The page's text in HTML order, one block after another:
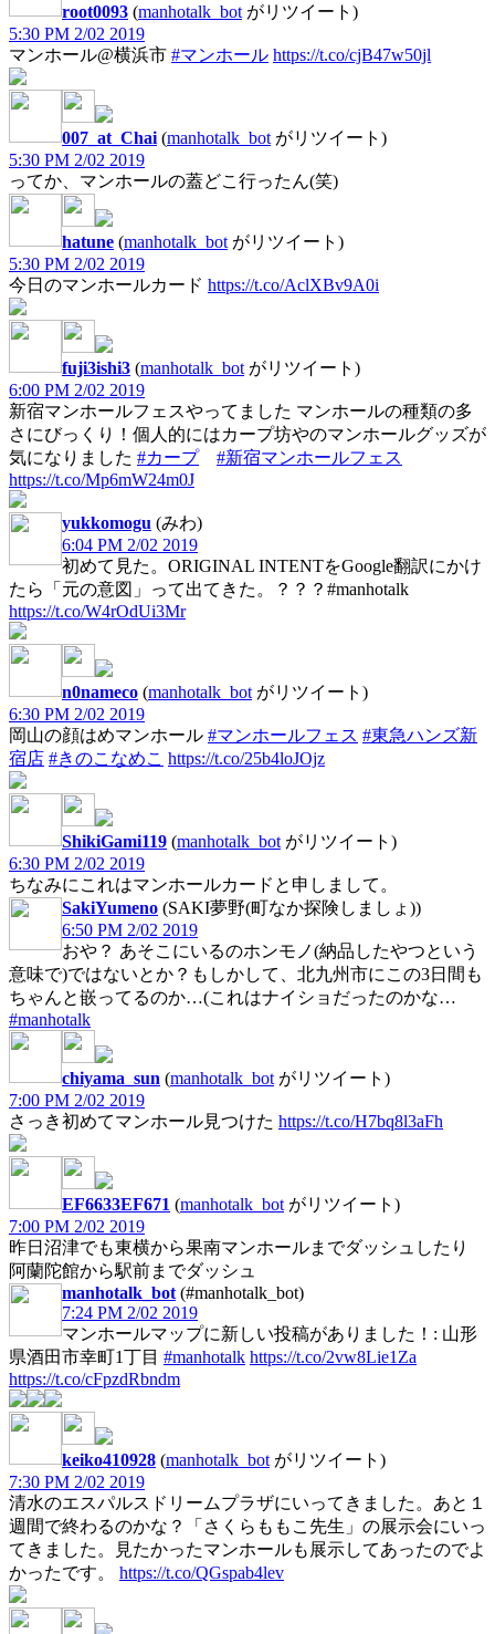
root0093 (manhotalk_bot がリツイート)
5:30 PM 2/02 2019
マンホール@横浜市 #マンホール https://t.co/cjB47w50jl
007_at_Chai (manhotalk_bot がリツイート)
5:30 PM 2/02 2019
ってか、マンホールの蓋どこ行ったん(笑)
hatune (manhotalk_bot がリツイート)
5:30 PM 2/02 2019
今日のマンホールカード https://t.co/AclXBv9A0i
fuji3ishi3 (manhotalk_bot がリツイート)
6:00 PM 2/02 2019
新宿マンホールフェスやってました マンホールの種類の多
さにびっくり！個人的にはカープ坊やのマンホールグッズが
気になりました #カープ
#新宿マンホールフェス
https://t.co/Mp6mW24m0J
yukkomogu (みわ)
6:04 PM 2/02 2019
初めて見た。ORIGINAL INTENTをGoogle翻訳にかけ
たら「元の意図」って出てきた。？？？#manhotalk
https://t.co/W4rOdUi3Mr
n0nameco (manhotalk_bot がリツイート)
6:30 PM 2/02 2019
岡山の顔はめマンホール #マンホールフェス #東急ハンズ新
宿店 #きのこなめこ https://t.co/25b4loJOjz
ShikiGami119 (manhotalk_bot がリツイート)
6:30 PM 2/02 2019
ちなみにこれはマンホールカードと申しまして。
SakiYumeno (SAKI夢野(町なか探険しましょ))
6:50 PM 2/02 2019
おや？ あそこにいるのホンモノ(納品したやつという
意味で)ではないとか？もしかして、北九州市にこの3日間も
ちゃんと嵌ってるのか…(これはナイショだったのかな…
#manhotalk
chiyama_sun (manhotalk_bot がリツイート)
7:00 PM 2/02 2019
さっき初めてマンホール見つけた https://t.co/H7bq8l3aFh
EF6633EF671 (manhotalk_bot がリツイート)
7:00 PM 2/02 2019
昨日沼津でも東横から果南マンホールまでダッシュしたり
阿蘭陀館から駅前までダッシュ
manhotalk_bot (#manhotalk_bot)
7:24 PM 2/02 2019
マンホールマップに新しい投稿がありました！: 山形
県酒田市幸町1丁目 #manhotalk https://t.co/2vw8Lie1Za
https://t.co/cFpzdRbndm
keiko410928 (manhotalk_bot がリツイート)
7:30 PM 2/02 2019
清水のエスパルスドリームプラザにいってきました。あと１
週間で終わるのかな？「さくらももこ先生」の展示会にいっ
てきました。見たかったマンホールも展示してあったのでよ
かったです。 https://t.co/QGspab4lev